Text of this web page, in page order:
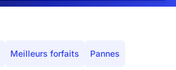
Meilleurs forfaits Pannes